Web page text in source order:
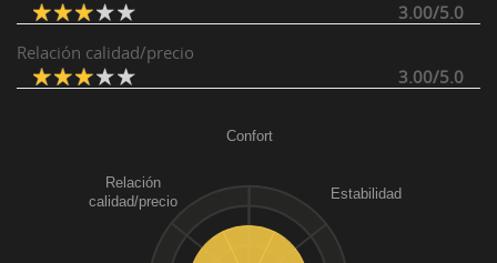
3.00/5.0
Relación calidad/precio
3.00/5.0
Confort
Estabilidad
Relación
calidad/precio